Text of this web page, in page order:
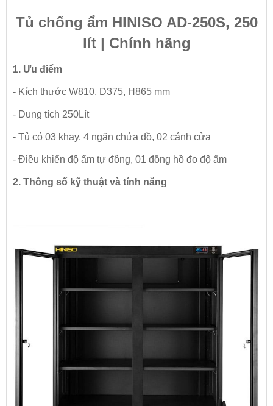
Tủ chống ẩm HINISO AD-250S, 250
lít | Chính hãng
1. Ưu điểm
- Kích thước W810, D375, H865 mm
- Dung tích 250Lít
- Tủ có 03 khay, 4 ngăn chứa đồ, 02 cánh cửa
- Điều khiển độ ẩm tự đông, 01 đồng hồ đo độ ẩm
2. Thông số kỹ thuật và tính năng